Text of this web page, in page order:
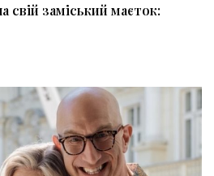
свій заміський маєток: